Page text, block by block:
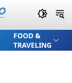
FOOD &
TRAVELING